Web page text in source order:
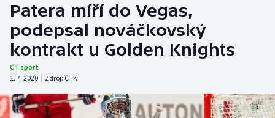
Hokej
Tenis
Atletika
Cyklistika
Patera míří do Vegas,
podepsal nováčkovský
kontrakt u Golden Knights
ČT sport
1. 7. 2020 | Zdroj: ČTK